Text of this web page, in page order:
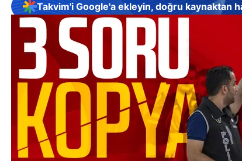
Takvim'i Google'a ekleyin, doğru kaynaktan